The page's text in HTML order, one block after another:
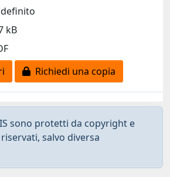
definito
kB
Richiedi una copia
sono protetti da copyright e
salvo diversa